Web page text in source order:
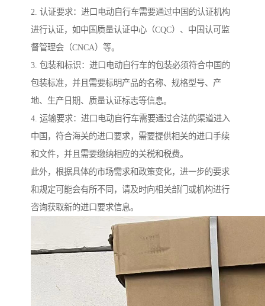
2. 认证要求：进口电动自行车需要通过中国的认证机构
进行认证，如中国质量认证中心（CQC）、中国认可监
督管理会（CNCA）等。
3. 包装和标识：进口电动自行车的包装必须符合中国的
包装标准，并且需要标明产品的名称、规格型号、产
地、生产日期、质量认证标志等信息。
4. 运输要求：进口电动自行车需要通过合法的渠道进入
中国，符合海关的进口要求，需要提供相关的进口手续
和文件，并且需要缴纳相应的关税和税费。
此外，根据具体的市场需求和政策变化，进一步的要求
和规定可能会有所不同，请及时向相关部门或机构进行
咨询获取新的进口要求信息。